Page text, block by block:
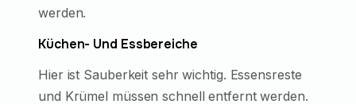
werden.
Küchen- Und Essbereiche
Hier ist Sauberkeit sehr wichtig. Essensreste
und Krümel müssen schnell entfernt werden.